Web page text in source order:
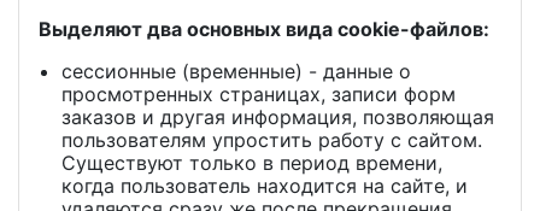
Выделяют два основных вида cookie-файлов:
сессионные (временные) - данные о
просмотренных страницах, записи форм
заказов и другая информация, позволяющая
пользователям упростить работу с сайтом.
Существуют только в период времени,
когда пользователь находится на сайте, и